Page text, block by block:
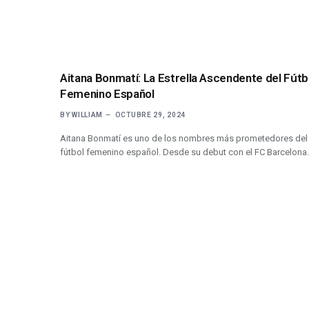
Aitana Bonmatí: La Estrella Ascendente del
Femenino Español
BY WILLIAM OCTUBRE 29, 2024
Aitana Bonmatí es uno de los nombres más prometedores del
fútbol femenino español. Desde su debut con el FC